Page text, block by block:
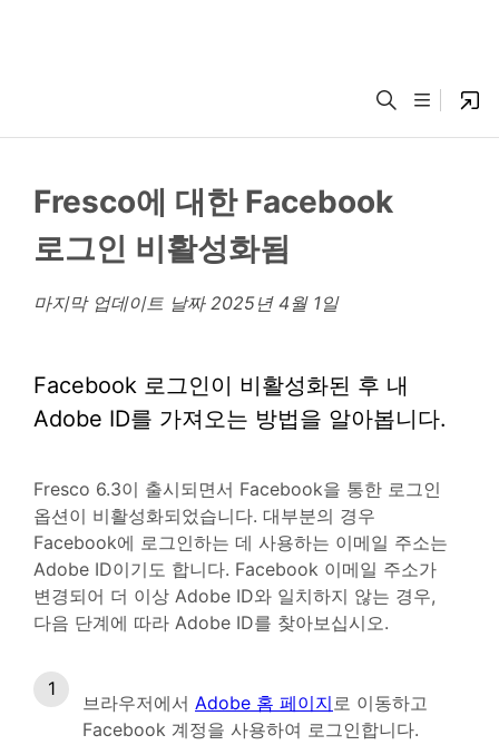
Fresco에 대한 Facebook
로그인 비활성화됨
마지막 업데이트 날짜 2025년 4월 1일
Facebook 로그인이 비활성화된 후 내
Adobe ID를 가져오는 방법을 알아봅니다.
Fresco 6.3이 출시되면서 Facebook을 통한 로그인
옵션이 비활성화되었습니다. 대부분의 경우
Facebook에 로그인하는 데 사용하는 이메일 주소는
Adobe ID이기도 합니다. Facebook 이메일 주소가
변경되어 더 이상 Adobe ID와 일치하지 않는 경우,
다음 단계에 따라 Adobe ID를 찾아보십시오.
브라우저에서 Adobe 홈 페이지로 이동하고
Facebook 계정을 사용하여 로그인합니다.